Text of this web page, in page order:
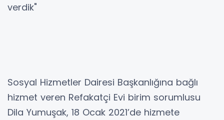
verdik"
Sosyal Hizmetler Dairesi Başkanlığına bağlı
hizmet veren Refakatçi Evi birim sorumlusu
Dila Yumuşak, 18 Ocak 2021’de hizmete